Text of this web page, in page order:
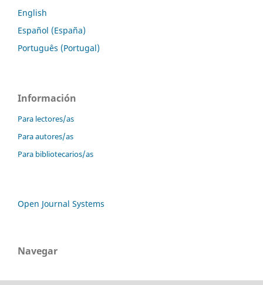
English
Español (España)
Português (Portugal)
Información
Para lectores/as
Para autores/as
Para bibliotecarios/as
Open Journal Systems
Navegar